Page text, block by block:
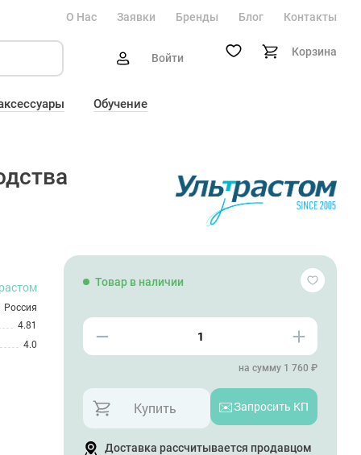
О Нас Заявки Бренды Блог Контакты
Войти Корзина
Обучение
Россия
4.81
4.0
Товар в наличии
на сумму 1 760 ₽
Купить ✉️Запросить КП
Доставка рассчитывается продавцом